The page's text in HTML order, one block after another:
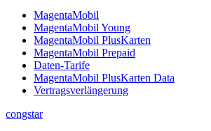
MagentaMobil
MagentaMobil Young
MagentaMobil PlusKarten
MagentaMobil Prepaid
Daten-Tarife
MagentaMobil PlusKarten Data
Vertragsverlängerung
congstar